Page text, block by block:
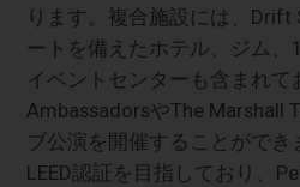
ります。複合施設には、Drift
ートを備えたホテル、ジム、
イベントセンターも含まれて
AmbassadorsやThe Marshall
ブ公演を開催することがで
LEED認証を目指しており、